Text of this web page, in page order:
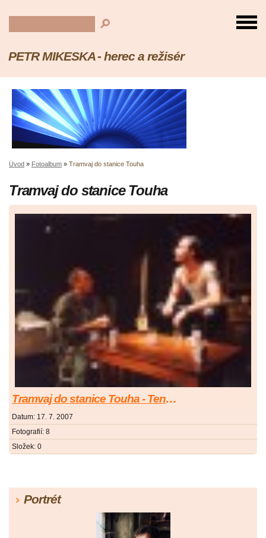
PETR MIKESKA - herec a režisér
Úvod » Fotoalbum » Tramvaj do stanice Touha
Tramvaj do stanice Touha
Tramvaj do stanice Touha - Tennessee Williams
Datum: 17. 7. 2007
Fotografií: 8
Složek: 0
Portrét